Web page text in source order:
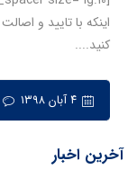
اینکه با تایید و
کنید....
۴ آبان ۱۳۹۸
آخرین اخبار